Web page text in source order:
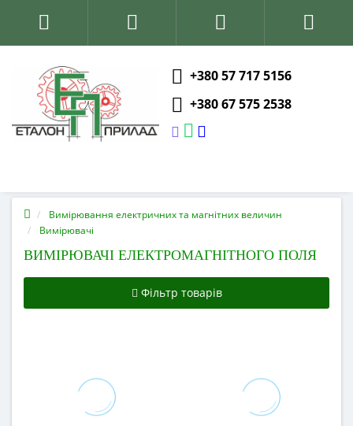
+380 57 717 5156
+380 67 575 2538
Вимірювання електричних та магнітних величин
Вимірювачі
ВИМІРЮВАЧІ ЕЛЕКТРОМАГНІТНОГО ПОЛЯ
Фільтр товарів